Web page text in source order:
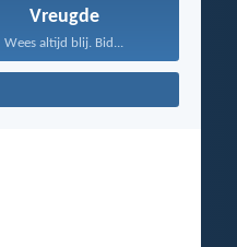
Vreugde
Wees altijd blij. Bid...